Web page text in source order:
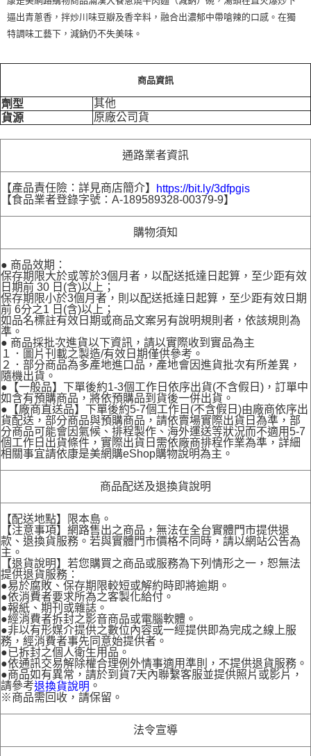
逼出青蔥香，拌炒川味豆瓣及香辛料，融合出濃郁中帶嗆辣的口感。在獨
特調味工藝下，減鈉仍不失美味。
商品資訊
劑型
其他
貨源
原廠公司貨
通路業者資訊
【產品責任險：詳見商店簡介】
https://bit.ly/3dfpgis
【食品業者登錄字號：A-189589328-00379-9】
購物須知
● 商品效期：
保存期限大於或等於3個月者，以配送抵達日起算，至少距有效
日期前 30 日(含)以上；
保存期限小於3個月者，則以配送抵達日起算，至少距有效日期
前 6分之1 日(含)以上；
如品名標註有效日期或商品文案另有說明規則者，依該規則為
準。
● 商品採批次進貨以下資訊，請以實際收到實品為主
１．圖片刊載之製造/有效日期僅供參考。
２．部分商品為多產地進口品，產地會因進貨批次有所差異，
隨機出貨。
●【一般品】下單後約1-3個工作日依序出貨(不含假日)，訂單中
如含有預購商品，將依預購品到貨後一併出貨。
●【廠商直送品】下單後約5-7個工作日(不含假日)由廠商依序出
貨配送，部分商品與預購商品，請依賣場實際出貨日為準，部
分商品可能會因氣候、排程製作、海外運送等狀況而不適用5-7
個工作日出貨條件，實際出貨日需依廠商排程作業為準，詳細
相關事宜請依康是美網購eShop購物說明為主。
商品配送及退換貨說明
【配送地點】限本島。
【注意事項】網路售出之商品，無法在全台實體門市提供退
款、退換貨服務。若與實體門市價格不同時，請以網站公告為
主。
【退貨說明】若您購買之商品或服務為下列情形之一，恕無法
提供退貨服務：
●易於腐敗、保存期限較短或解約時即將逾期。
●依消費者要求所為之客製化給付。
●報紙、期刊或雜誌。
●經消費者拆封之影音商品或電腦軟體。
●非以有形媒介提供之數位內容或一經提供即為完成之線上服
務，經消費者事先同意始提供者。
●已拆封之個人衛生用品。
●依通訊交易解除權合理例外情事適用準則，不提供退貨服務。
●商品如有異常，請於到貨7天內聯繫客服並提供照片或影片，
請參考退換貨說明 。
※商品需回收，請保留。
法令宣導